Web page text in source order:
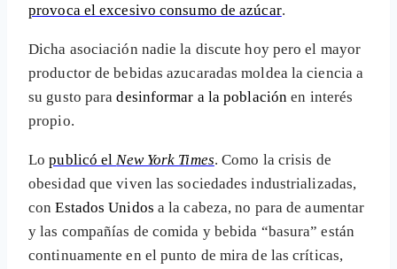
provoca el excesivo consumo de azúcar.
Dicha asociación nadie la discute hoy pero el mayor
productor de bebidas azucaradas moldea la ciencia a
su gusto paradesinformar a la población en interés
propio.
Lopublicó el New York Times. Como la crisis de
obesidad que viven las sociedades industrializadas,
conEstados Unidos a la cabeza, no para de aumentar
y las compañías de comida y bebida “basura” están
continuamente en el punto de mira de las críticas,